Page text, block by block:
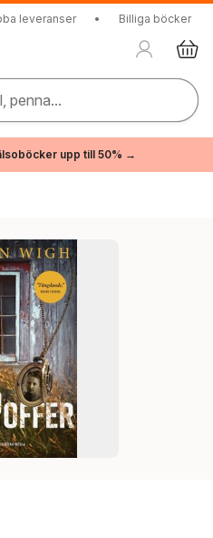
leveranser • Billiga böcker
penna...
upp till 50% →